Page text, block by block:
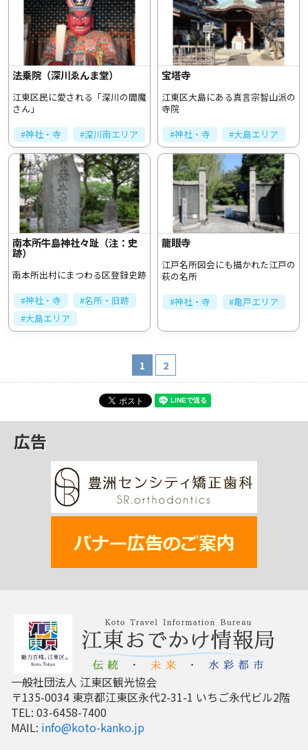
法乗院（深川ゑんま堂）
江東区民に愛される「深川の閻魔
さん」
#神社・寺
#深川南エリア
宝塔寺
江東区大島にある真言宗智山派の
寺院
#神社・寺
#大島エリア
南本所牛島神社々趾（注：史
跡）
南本所出村にまつわる区登録史跡
#神社・寺
#名所・旧跡
#大島エリア
龍眼寺
江戸名所図会にも描かれた江戸の
萩の名所
#神社・寺
#亀戸エリア
1 2
広告
一般社団法人 江東区観光協会
〒135-0034 東京都江東区永代2-31-1 いちご永代ビル2階
TEL: 03-6458-7400
MAIL: info@koto-kanko.jp